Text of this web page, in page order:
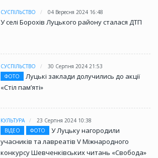
СУСПІЛЬСТВО 04 Вересня 2024 16:48
У селі Борохів Луцького району сталася ДТП
СУСПІЛЬСТВО
30 Серпня 2024 21:53
ФОТО
Луцькі заклади долучились до акції
«Стіл памʼяті»
КУЛЬТУРА
23 Серпня 2024 10:38
ВІДЕО
ФОТО
У Луцьку нагородили
учасників та лавреатів V Міжнародного
конкурсу Шевченківських читань «Свобода»